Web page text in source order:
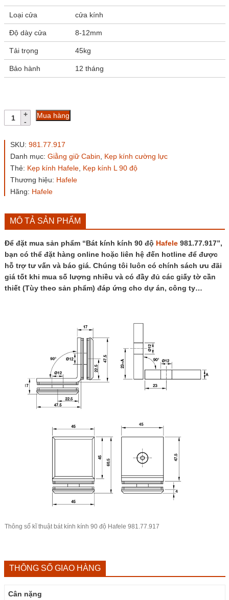
Loại cửa cửa kính
Độ dày cửa 8-12mm
Tải trọng 45kg
Bảo hành 12 tháng
Bát
kính
90
Hafele
981.77.917
số
lượng
Mua hàng
SKU: 981.77.917
Danh mục: Giằng giữ Cabin
Kẹp kính cường lực
Thẻ: Kẹp kính Hafele, Kẹp kính L 90 độ
Thương hiệu: Hafele
Hãng: Hafele
MÔ TẢ SẢN PHẨM
Để đặt mua sản phẩm “Bát kính kính 90 độ Hafele981.77.917”,
bạn có thể đặt hàng online hoặc liên hệ đến hotline để được
hỗ trợ tư vấn và báo giá. Chúng tôi luôn có chính sách ưu đãi
giá tốt khi mua số lượng nhiều và có đầy đủ các giấy tờ cần
thiết (Tùy theo sản phẩm) đáp ứng cho dự án, công ty…
Thông số kĩ thuật bát kính kính 90 độ Hafele 981.77.917
THÔNG SỐ GIAO HÀNG
Cân nặng